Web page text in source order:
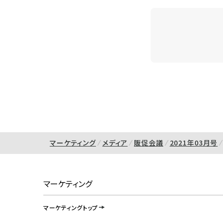
マーケティング メディア 販促会議 2021年03月号
マーケティング
マーケティングトップ